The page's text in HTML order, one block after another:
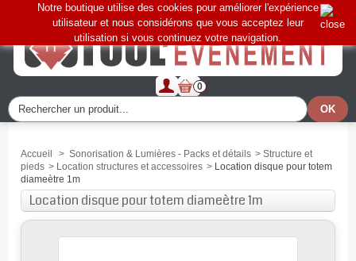
0
Notre boutique utilise des cookies pour améliorer l'expérience
utilisateur et nous considérons que vous acceptez leur
utilisation si vous continuez votre navigation.
Accueil > Sonorisation & Lumières - Packs et détails > Structure et
pieds > Location structures et accessoires > Location disque pour totem
diameètre 1m
Location disque pour totem diameètre 1m